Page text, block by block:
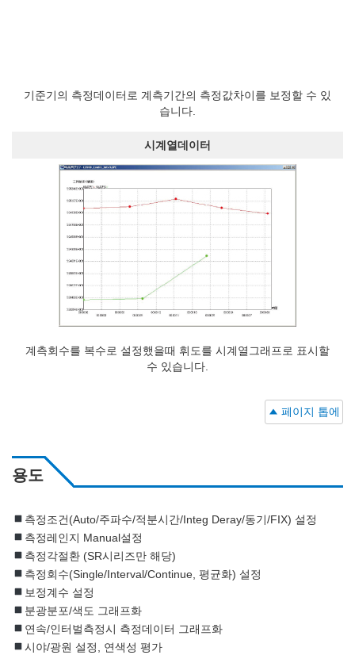
기준기의 측정데이터로 계측기간의 측정값차이를 보정할 수 있
습니다.
시계열데이터
계측회수를 복수로 설정했을때 휘도를 시계열그래프로 표시할
수 있습니다.
페이지 톱에
용도
측정조건(Auto/주파수/적분시간/Integ Deray/동기/FIX) 설정
측정레인지 Manual설정
측정각절환 (SR시리즈만 해당)
측정회수(Single/Interval/Continue, 평균화) 설정
보정계수 설정
분광분포/색도 그래프화
연속/인터벌측정시 측정데이터 그래프화
시야/광원 설정, 연색성 평가